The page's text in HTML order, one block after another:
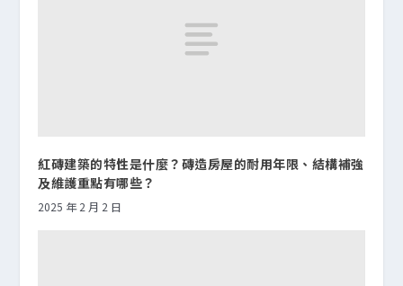
紅磚建築的特性是什麼？磚造房屋的耐用年限、結構補強
及維護重點有哪些？
2025 年 2 月 2 日